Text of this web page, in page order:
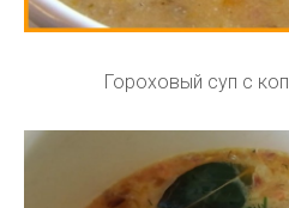
Гороховый суп с